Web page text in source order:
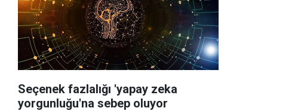
Seçenek fazlalığı 'yapay zeka
yorgunluğu'na sebep oluyor